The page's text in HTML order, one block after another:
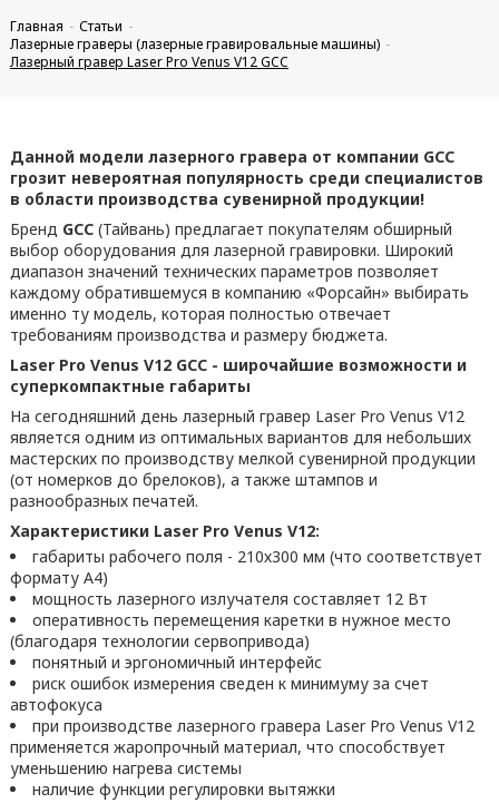
Главная
Статьи
Лазерные граверы (лазерные гравировальные машины)
Лазерный гравер Laser Pro Venus V12 GCC
Данной модели лазерного гравера от компании GCC
грозит невероятная популярность среди специалистов
в области производства сувенирной продукции!
Бренд GCC(Тайвань) предлагает покупателям обширный
выбор оборудования для лазерной гравировки. Широкий
диапазон значений технических параметров позволяет
каждому обратившемуся в компанию «Форсайн» выбирать
именно ту модель, которая полностью отвечает
требованиям производства и размеру бюджета.
Laser Pro Venus V12 GCC - широчайшие возможности и
суперкомпактные габариты
На сегодняшний день лазерный гравер Laser Pro Venus V12
является одним из оптимальных вариантов для небольших
мастерских по производству мелкой сувенирной продукции
(от номерков до брелоков), а также штампов и
разнообразных печатей.
Характеристики Laser Pro Venus V12:
габариты рабочего поля - 210х300 мм (что соответствует
формату A4)
мощность лазерного излучателя составляет 12 Вт
оперативность перемещения каретки в нужное место
(благодаря технологии сервопривода)
понятный и эргономичный интерфейс
риск ошибок измерения сведен к минимуму за счет
автофокуса
при производстве лазерного гравера Laser Pro Venus V12
применяется жаропрочный материал, что способствует
уменьшению нагрева системы
наличие функции регулировки вытяжки